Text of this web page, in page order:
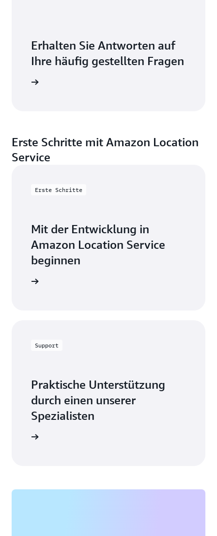
Erhalten Sie Antworten auf
Ihre häufig gestellten Fragen
Erste Schritte mit Amazon Location
Service
Erste Schritte
Mit der Entwicklung in
Amazon Location Service
beginnen
Support
Praktische Unterstützung
durch einen unserer
Spezialisten